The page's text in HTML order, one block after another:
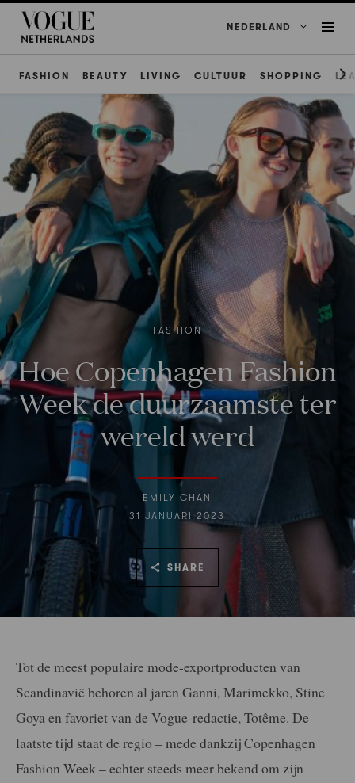
NEDERLAND
FASHION BEAUTY LIVING CULTUUR SHOPPING
FASHION
Hoe Copenhagen Fashion
Week de duurzaamste ter
wereld werd
EMILY CHAN
31 JANUARI 2023
SHARE
Tot de meest populaire mode-exportproducten van
Scandinavië behoren al jaren Ganni, Marimekko, Stine
Goya en favoriet van de Vogue-redactie, Totême. De
laatste tijd staat de regio – mede dankzij Copenhagen
Fashion Week – echter steeds meer bekend om zijn